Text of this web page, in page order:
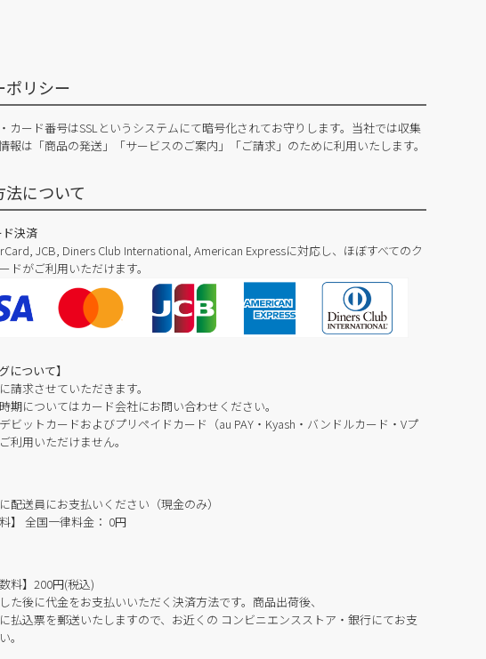
ポリシー
カード番号はSSLというシステムにて暗号化されてお守りします。当社では収集
報は「商品の発送」「サービスのご案内」「ご請求」のために利用いたします。
について
決済
JCB, Diners Club International, American Expressに対応し、ほぼすべてのク
ドがご利用いただけます。
について】
請求させていただきます。
期についてはカード会社にお問い合わせください。
デビットカードおよびプリペイドカード（au PAY・Kyash・バンドルカード・Vプ
利用いただけません。
配送員にお支払いください（現金のみ）
】 全国一律料金： 0円
料】200円(税込)
た後に代金をお支払いいただく決済方法です。商品出荷後、
払込票を郵送いたしますので、お近くの コンビニエンスストア・銀行にてお支
。